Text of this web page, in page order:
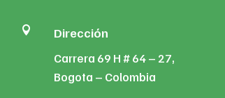
 Dirección
Carrera 69 H # 64 – 27,
Bogota – Colombia